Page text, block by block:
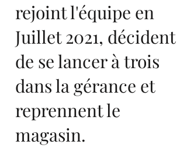
rejoint l'équipe en
Juillet 2021, décident
de se lancer à trois
dans la gérance et
reprennent le
magasin.